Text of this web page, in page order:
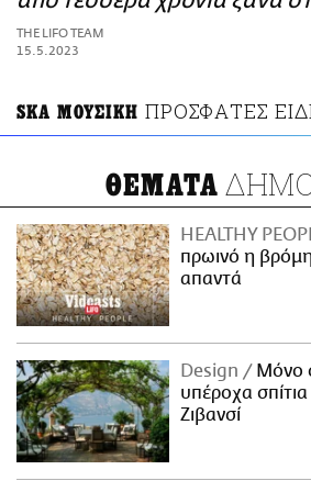
ΑΜΠΑ
PRINT
THE LIFO TEAM
15.5.2023
SKA ΜΟΥΣΙΚΗ ΠΡΟΣΦΑΤΕΣ
ΘΕΜΑΤΑ
HEALTHY
πρωινό η
απαντά
Design
Μόνο
υπέροχα
Ζιβανσί